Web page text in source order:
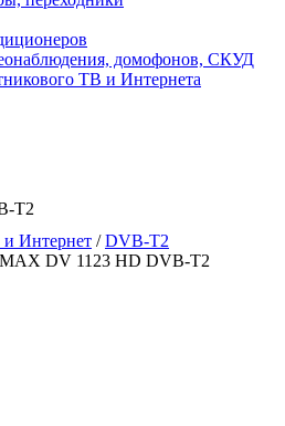
домофонов, СКУД
ТВ и Интернета
T2
Интернет /DVB-Т2
DV 1123 HD DVB-T2